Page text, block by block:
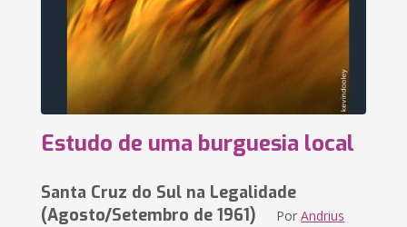
Estudo de uma burguesia local
Santa Cruz do Sul na Legalidade
(Agosto/Setembro de 1961) PorAndrius